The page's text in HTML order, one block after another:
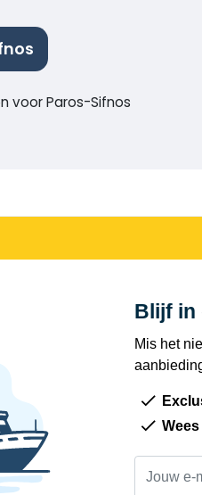
voor Paros-Sifnos
Blijf in
Mis het